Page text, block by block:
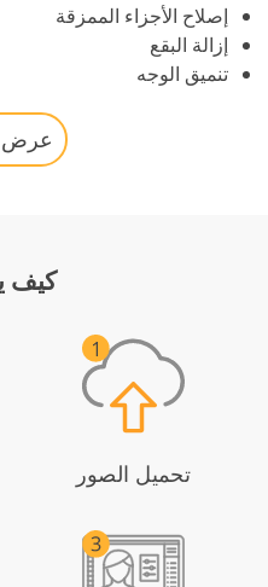
إصلاح الأجزاء الممزقة
إزالة البقع
تنميق الوجه
عرض
كيف
تحميل الصور